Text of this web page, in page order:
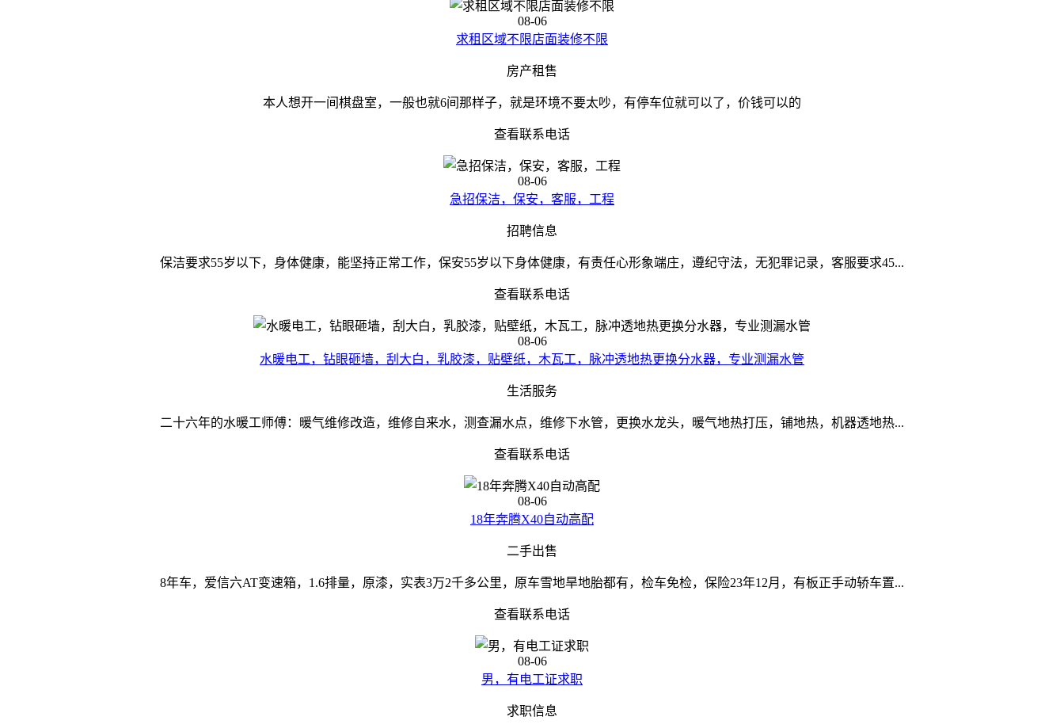
08-06
求租区域不限店面装修不限
房产租售
本人想开一间棋盘室，一般也就6间那样子，就是环境不要太吵，有停车位就可以了，价钱可以的
查看联系电话
08-06
急招保洁，保安，客服，工程
招聘信息
保洁要求55岁以下，身体健康，能坚持正常工作，保安55岁以下身体健康，有责任心形象端庄，遵纪守法，无犯罪记录，客服要求45...
查看联系电话
08-06
水暖电工，钻眼砸墙，刮大白，乳胶漆，贴壁纸，木瓦工，脉冲透地热更换分水器，专业测漏水管
生活服务
二十六年的水暖工师傅：暖气维修改造，维修自来水，测查漏水点，维修下水管，更换水龙头，暖气地热打压，铺地热，机器透地热...
查看联系电话
08-06
18年奔腾X40自动高配
二手出售
8年车，爱信六AT变速箱，1.6排量，原漆，实表3万2千多公里，原车雪地旱地胎都有，检车免检，保险23年12月，有板正手动轿车置...
查看联系电话
08-06
男，有电工证求职
求职信息